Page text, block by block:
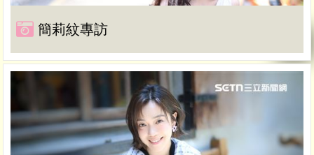
簡莉紋專訪